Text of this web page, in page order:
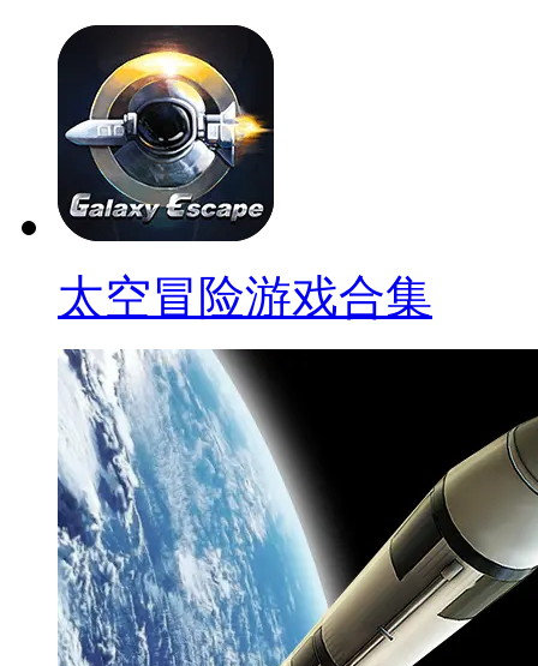
太空冒险游戏合集